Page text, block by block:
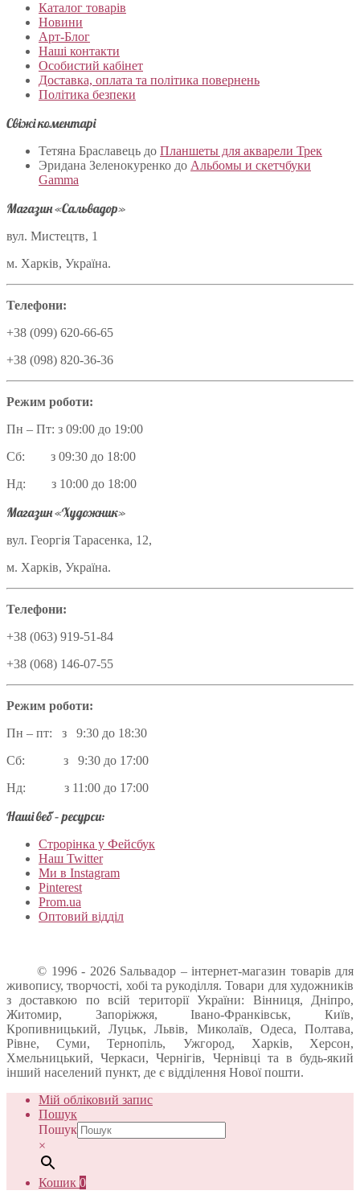
Каталог товарів
Новини
Арт-Блог
Наші контакти
Особистий кабінет
Доставка, оплата та політика повернень
Політика безпеки
Свіжі коментарі
Тетяна Браславець до Планшеты для акварели Трек
Эридана Зеленокуренко до Альбомы и скетчбуки
Gamma
Магазин «Сальвадор»
вул. Мистецтв, 1
м. Харків, Україна.
Телефони:
+38 (099) 620-66-65
+38 (098) 820-36-36
Режим роботи:
Пн – Пт: з 09:00 до 19:00
Сб: з 09:30 до 18:00
Нд: з 10:00 до 18:00
Магазин «Художник»
вул. Георгія Тарасенка, 12,
м. Харків, Україна.
Телефони:
+38 (063) 919-51-84
+38 (068) 146-07-55
Режим роботи:
Пн – пт: з 9:30 до 18:30
Сб: з 9:30 до 17:00
Нд: з 11:00 до 17:00
Наші веб – ресурси:
Строрінка у Фейсбук
Наш Twitter
Ми в Instagram
Pinterest
Prom.ua
Оптовий відділ
© 1996 - 2026 Sальвадор – інтернет-магазин товарів для
живопису, творчості, хобі та рукоділля. Товари для художників
з доставкою по всій території України: Вінниця, Дніпро,
Житомир, Запоріжжя, Івано-Франківськ, Київ,
Кропивницький, Луцьк, Львів, Миколаїв, Одеса, Полтава,
Рівне, Суми, Тернопіль, Ужгород, Харків, Херсон,
Хмельницький, Черкаси, Чернігів, Чернівці та в будь-який
інший населений пункт, де є відділення Нової пошти.
Мій обліковий запис
Пошук
Пошук
×
Кошик 0